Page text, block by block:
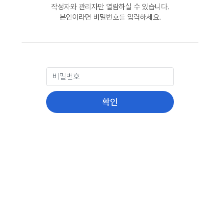
작성자와 관리자만 열람하실 수 있습니다.
본인이라면 비밀번호를 입력하세요.
확인